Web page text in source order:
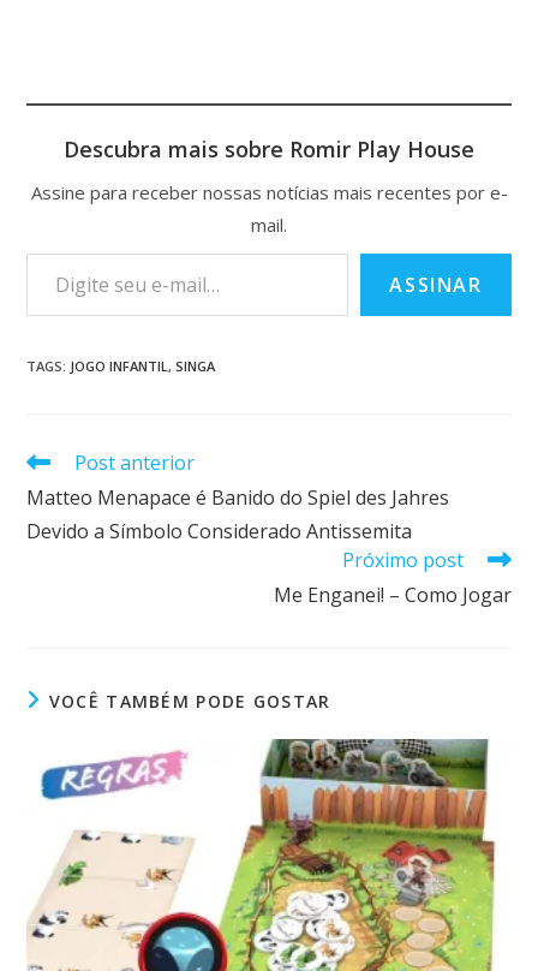
Descubra mais sobre Romir Play House
Assine para receber nossas notícias mais recentes por e-
mail.
ASSINAR
TAGS: JOGO INFANTIL, SINGA
Post anterior
Matteo Menapace é Banido do Spiel des Jahres
Devido a Símbolo Considerado Antissemita
Próximo post
Me Enganei! – Como Jogar
VOCÊ TAMBÉM PODE GOSTAR